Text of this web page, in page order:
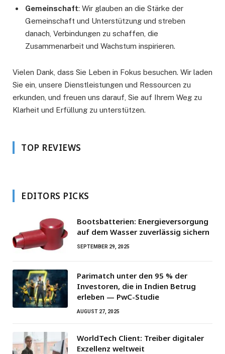
Gemeinschaft: Wir glauben an die Stärke der
Gemeinschaft und Unterstützung und streben
danach, Verbindungen zu schaffen, die
Zusammenarbeit und Wachstum inspirieren.
Vielen Dank, dass Sie Leben in Fokus besuchen. Wir laden
Sie ein, unsere Dienstleistungen und Ressourcen zu
erkunden, und freuen uns darauf, Sie auf Ihrem Weg zu
Klarheit und Erfüllung zu unterstützen.
TOP REVIEWS
EDITORS PICKS
Bootsbatterien: Energieversorgung
auf dem Wasser zuverlässig sichern
SEPTEMBER 29, 2025
Parimatch unter den 95 % der
Investoren, die in Indien Betrug
erleben — PwC-Studie
AUGUST 27, 2025
WorldTech Client: Treiber digitaler
Exzellenz weltweit